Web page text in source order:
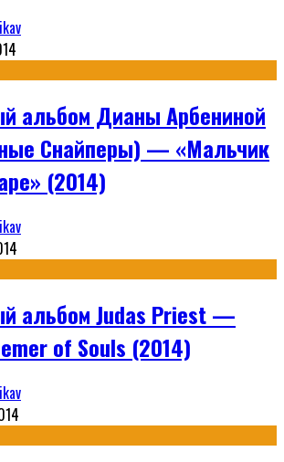
альбом Дианы Арбениной
Снайперы) — «Мальчик
(2014)
альбом Judas Priest —
of Souls (2014)